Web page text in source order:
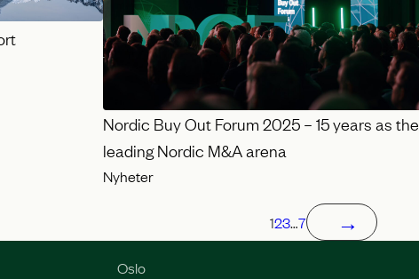
Nordic Buy Out Forum 2025 – 15 years as the
leading Nordic M&A arena
Nyheter
123…7 →
Oslo